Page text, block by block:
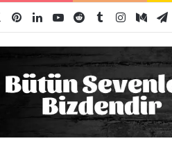
PinterestLinkedInYouTubeRedditTumblrInstagram